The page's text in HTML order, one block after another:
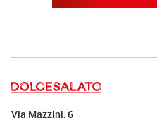
Via Mazzini, 6